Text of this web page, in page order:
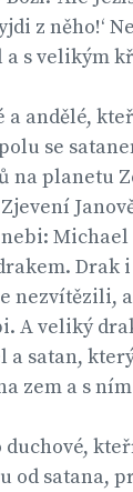
z něho!‘
s velikým
a andělé,
se
na planetu
Michael
Drak
nezvítězili,
A veliký
a satan,
zem a s
duchové,
od satana,